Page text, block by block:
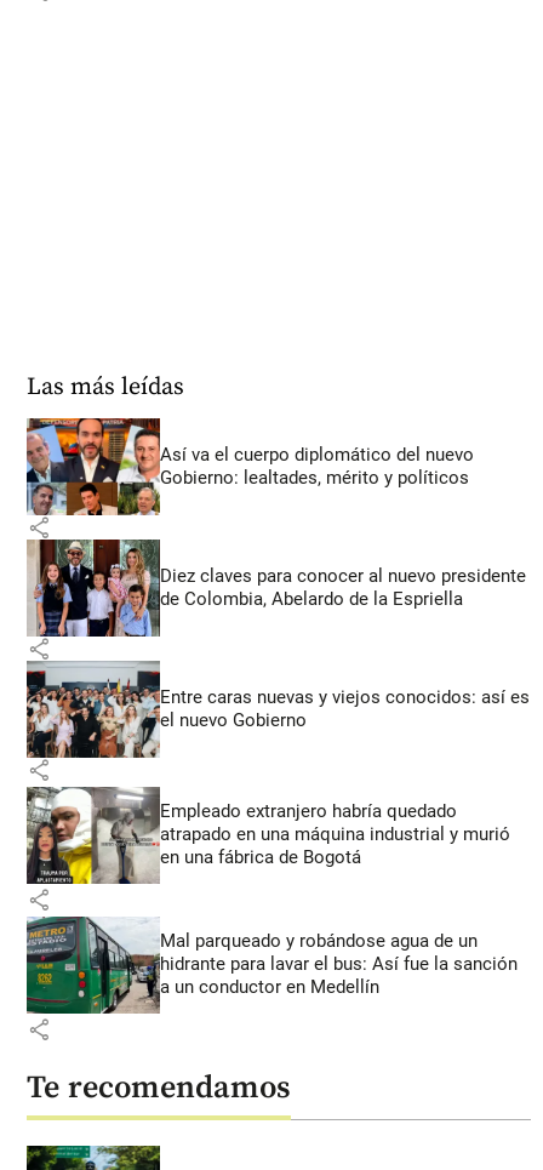
Las más leídas
Así va el cuerpo diplomático del nuevo
Gobierno: lealtades, mérito y políticos
share
Diez claves para conocer al nuevo presidente
de Colombia, Abelardo de la Espriella
share
Entre caras nuevas y viejos conocidos: así es
el nuevo Gobierno
share
Empleado extranjero habría quedado
atrapado en una máquina industrial y murió
en una fábrica de Bogotá
share
Mal parqueado y robándose agua de un
hidrante para lavar el bus: Así fue la sanción
a un conductor en Medellín
share
Te recomendamos